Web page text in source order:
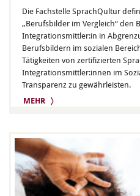
Die Fachstelle SprachQultur
„Berufsbilder im Vergleich“ den
Integrationsmittler:in in
Berufsbildern im sozialen
Tätigkeiten von zertifizierten
Integrationsmittler:innen im
Transparenz zu gewährleisten.
MEHR 〉